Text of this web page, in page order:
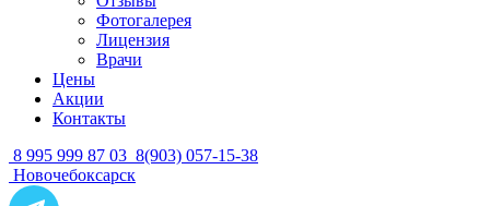
Фотогалерея
Лицензия
Врачи
Цены
Акции
Контакты
8 995 999 87 03 8(903) 057-15-38
Новочебоксарск